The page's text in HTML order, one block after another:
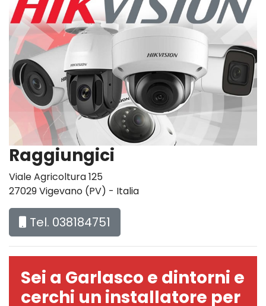
Raggiungici
Viale Agricoltura 125
27029 Vigevano (PV) - Italia
Tel. 038184751
Sei a Garlasco e dintorni e
cerchi un installatore per